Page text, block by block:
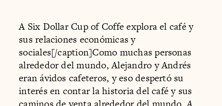
A Six Dollar Cup of Coffe explora el café y
sus relaciones económicas y
sociales[/caption]Como muchas personas
alrededor del mundo, Alejandro y Andrés
eran ávidos cafeteros, y eso despertó su
interés en contar la historia del café y sus